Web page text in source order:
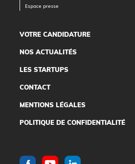
Espace presse
VOTRE CANDIDATURE
NOS ACTUALITÉS
LES STARTUPS
CONTACT
MENTIONS LÉGALES
POLITIQUE DE CONFIDENTIALITÉ